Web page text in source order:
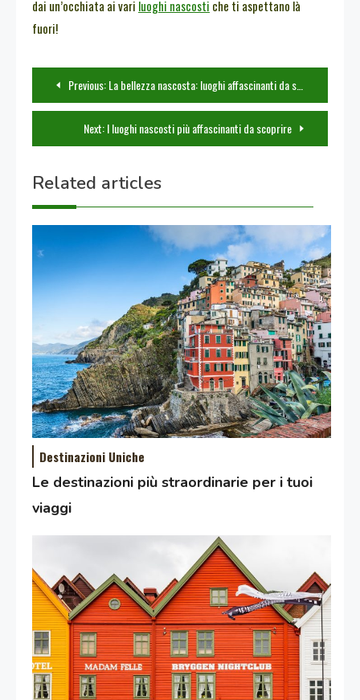
dai un’occhiata ai vari luoghi nascosti che ti aspettano là
fuori!
Navigazione
articoli
Previous:La bellezza nascosta: luoghi affascinanti da scoprire in Italia
Next:I luoghi nascosti più affascinanti da scoprire
Related articles
Destinazioni Uniche
Le destinazioni più straordinarie per i tuoi
viaggi